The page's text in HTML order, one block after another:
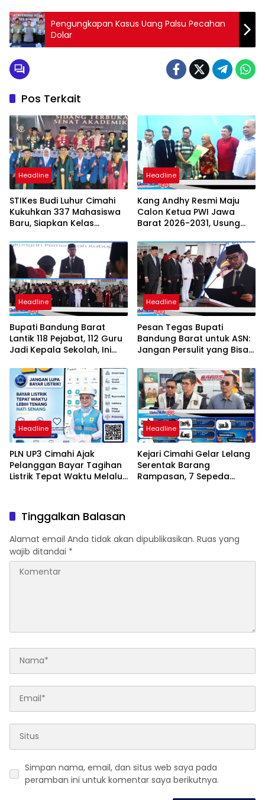
Pengungkapan Kasus Uang Palsu Pecahan
Dolar
Pos Terkait
Headline
STIKes Budi Luhur Cimahi
Kukuhkan 337 Mahasiswa
Baru, Siapkan Kelas
Student Exchange ke
Filipina
Headline
Kang Andhy Resmi Maju
Calon Ketua PWI Jawa
Barat 2026-2031, Usung
Headline
Bupati Bandung Barat
Lantik 118 Pejabat, 112 Guru
Jadi Kepala Sekolah, Ini
Barunya
Headline
Pesan Tegas Bupati
Bandung Barat untuk ASN:
Jangan Persulit yang Bisa
Headline
PLN UP3 Cimahi Ajak
Pelanggan Bayar Tagihan
Listrik Tepat Waktu Melalui
Headline
Kejari Cimahi Gelar Lelang
Serentak Barang
Rampasan, 7 Sepeda
Tinggalkan Balasan
Alamat email Anda tidak akan dipublikasikan. Ruas yang
wajib ditandai *
Simpan nama, email, dan situs web saya pada
peramban ini untuk komentar saya berikutnya.